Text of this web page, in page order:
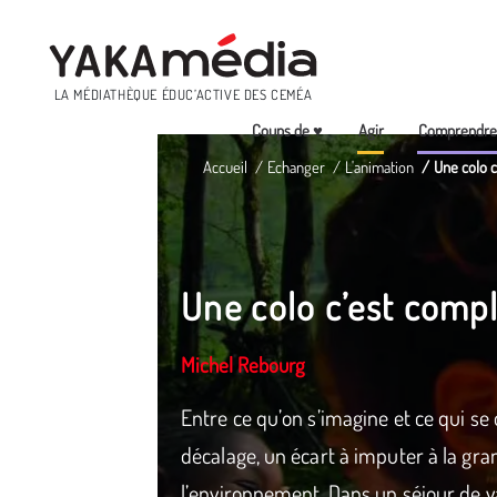
LA MÉDIATHÈQUE ÉDUC’ACTIVE DES CEMÉA
Menu
Coups de ♥ Agir Comprendre
Accueil Echanger L'animation Une colo
Une colo c’est
Michel Rebourg
Entre ce qu’on s’imagine et ce qui
décalage, un écart à imputer à la